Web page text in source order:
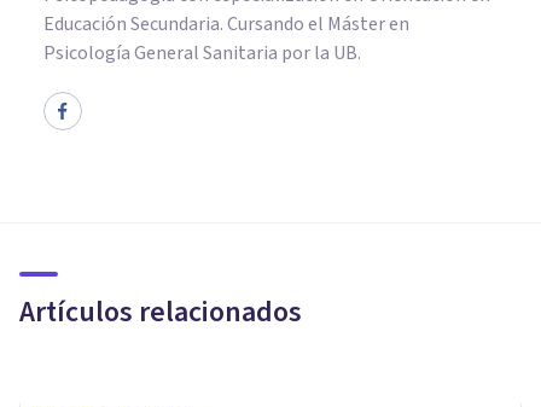
Educación Secundaria. Cursando el Máster en
Psicología General Sanitaria por la UB.
Artículos relacionados
diagnóstico y tratamiento